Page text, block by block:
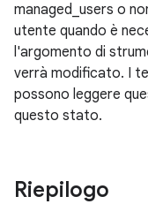
managed_users o
utente quando è
l'argomento di
verrà modificato. I
possono leggere
questo stato.
Riepilogo